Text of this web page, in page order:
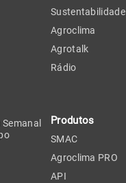
Sustentabilidade
Agroclima
Agrotalk
Rádio
Produtos
SMAC
Agroclima PRO
API